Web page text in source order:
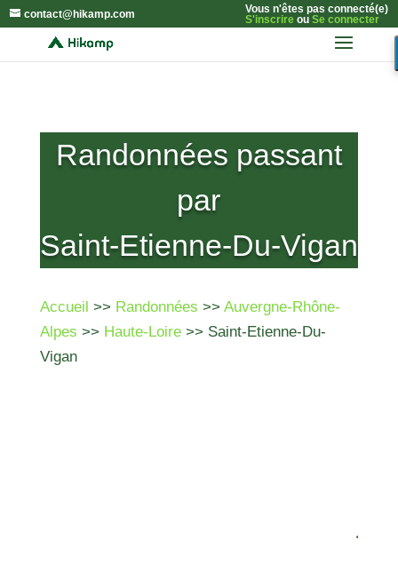
contact@hikamp.com
Vous n'êtes pas connecté(e)
S'inscrireou Se connecter
Randonnées passant
par
Saint-Etienne-Du-Vigan
Accueil >> Randonnées >> Auvergne-Rhône-
Alpes >> Haute-Loire>> Saint-Etienne-Du-
Vigan